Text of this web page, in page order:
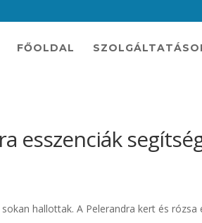
FŐOLDAL
esszenciák
hallottak. A Pelerandra kert és